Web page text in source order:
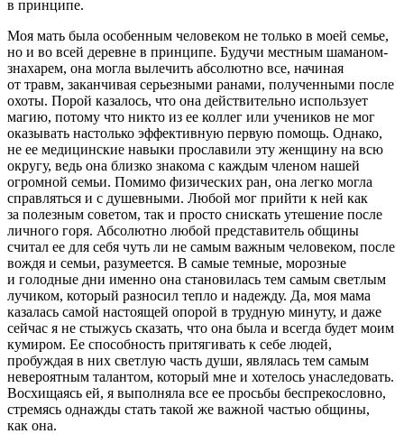
в принципе.
Моя мать была особенным человеком не только в моей семье,
но и во всей деревне в принципе. Будучи местным шаманом-
знахарем, она могла вылечить абсолютно все, начиная
от травм, заканчивая серьезными ранами, полученными после
охоты. Порой казалось, что она действительно использует
магию, потому что никто из ее коллег или учеников не мог
оказывать настолько эффективную первую помощь. Однако,
не ее медицинские навыки прославили эту женщину на всю
округу, ведь она близко знакома с каждым членом нашей
огромной семьи. Помимо физических ран, она легко могла
справляться и с душевными. Любой мог прийти к ней как
за полезным советом, так и просто снискать утешение после
личного горя. Абсолютно любой представитель общины
считал ее для себя чуть ли не самым важным человеком, после
вождя и семьи, разумеется. В самые темные, морозные
и голодные дни именно она становилась тем самым светлым
лучиком, который разносил тепло и надежду. Да, моя мама
казалась самой настоящей опорой в трудную минуту, и даже
сейчас я не стыжусь сказать, что она была и всегда будет моим
кумиром. Ее способность притягивать к себе людей,
пробуждая в них светлую часть души, являлась тем самым
невероятным талантом, который мне и хотелось унаследовать.
Восхищаясь ей, я выполняла все ее просьбы беспрекословно,
стремясь однажды стать такой же важной частью общины,
как она.